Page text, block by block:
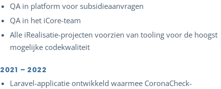
QA in platform voor subsidieaanvragen
QA in het iCore-team
Alle iRealisatie-projecten voorzien van tooling voor de hoogst
mogelijke codekwaliteit
2021 – 2022
Laravel-applicatie ontwikkeld waarmee CoronaCheck-